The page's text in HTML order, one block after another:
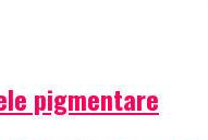
pigmentare